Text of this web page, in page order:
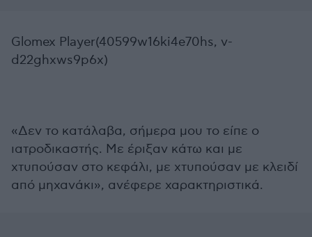
Glomex Player(40599w16ki4e70hs, v-
d22ghxws9p6x)
«Δεν το κατάλαβα, σήμερα μου το είπε ο
ιατροδικαστής. Με έριξαν κάτω και με
χτυπούσαν στο κεφάλι, με χτυπούσαν με κλειδί
από μηχανάκι», ανέφερε χαρακτηριστικά.